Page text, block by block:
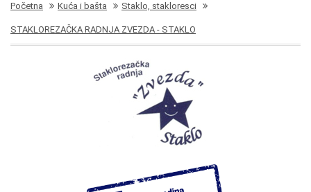
Početna Kuća i bašta Staklo, stakloresci
STAKLOREZAČKA RADNJA ZVEZDA - STAKLO